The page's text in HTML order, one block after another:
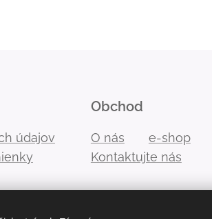
údajov
Obchod
O nás
e-shop
Kontaktujte nás